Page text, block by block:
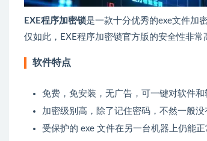
EXE程序加密锁是一款十分优秀的exe文件加
仅如此，EXE程序加密锁官方版的安全性非常
软件特点
免费，免安装，无广告，可一键对软件
加密级别高，除了记住密码，不然一般没
受保护的 exe 文件在另一台机器上仍能